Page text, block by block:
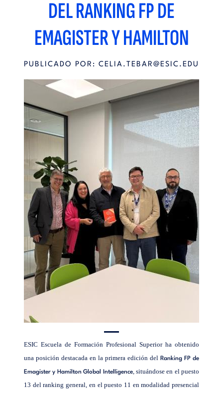
DEL RANKING FP DE
EMAGISTER Y HAMILTON
PUBLICADO POR: CELIA.TEBAR@ESIC.EDU
ESIC Escuela de Formación Profesional Superior ha obtenido
una posición destacada en la primera edición delRanking FP de
Emagister y Hamilton Global Intelligence, situándose en el puesto
13 del ranking general, en el puesto 11 en modalidad presencial